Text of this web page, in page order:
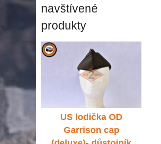
navštívené
produkty
US lodička OD
Garrison cap